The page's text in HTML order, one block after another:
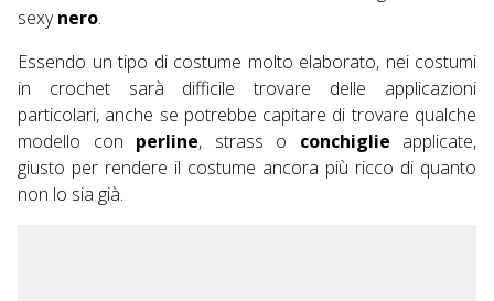
sexynero.
Essendo un tipo di costume molto elaborato, nei costumi
in crochet sarà difficile trovare delle applicazioni
particolari, anche se potrebbe capitare di trovare qualche
modello con perline, strass o conchiglie applicate,
giusto per rendere il costume ancora più ricco di quanto
non lo sia già.